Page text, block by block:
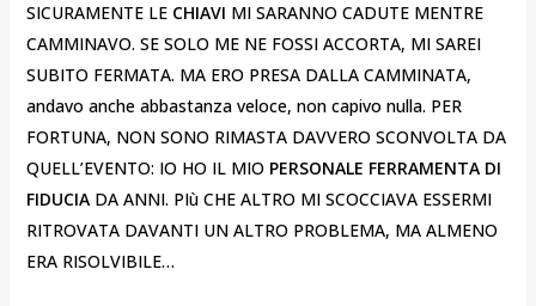
SICURAMENTE LE CHIAVI MI SARANNO CADUTE MENTRE
CAMMINAVO. SE SOLO ME NE FOSSI ACCORTA, MI SAREI
SUBITO FERMATA. MA ERO PRESA DALLA CAMMINATA,
andavo anche abbastanza veloce, non capivo nulla. PER
FORTUNA, NON SONO RIMASTA DAVVERO SCONVOLTA DA
QUELL’EVENTO: IO HO IL MIO PERSONALE FERRAMENTA DI
FIDUCIADA ANNI. PIù CHE ALTRO MI SCOCCIAVA ESSERMI
RITROVATA DAVANTI UN ALTRO PROBLEMA, MA ALMENO
ERA RISOLVIBILE…